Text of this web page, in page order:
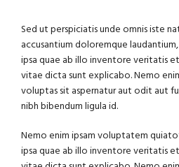
Sed ut perspiciatis unde omnis iste
accusantium doloremque
ipsa quae ab illo inventore veritatis
vitae dicta sunt explicabo. Nemo
voluptas sit aspernatur aut odit aut
nibh bibendum ligula id.
Nemo enim ipsam voluptatem
ipsa quae ab illo inventore veritatis